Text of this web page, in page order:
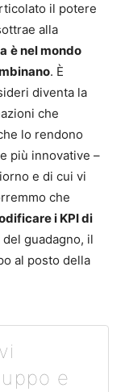
il potere
alla
è nel mondo
. È
diventa la
che
lo rendono
più innovative –
e di cui vi
che
i KPI di
guadagno, il
al posto della
e